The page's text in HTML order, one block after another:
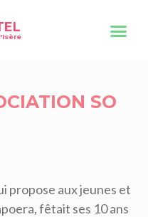
SO
propose aux jeunes et
fêtait ses 10 ans